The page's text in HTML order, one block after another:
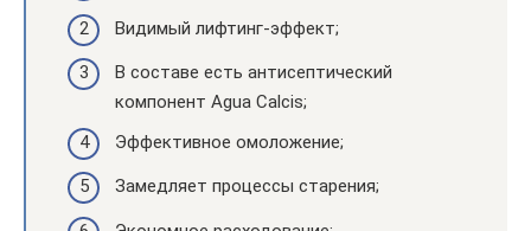
Видимый лифтинг-эффект;
В составе есть антисептический
компонент Agua Calcis;
Эффективное омоложение;
Замедляет процессы старения;